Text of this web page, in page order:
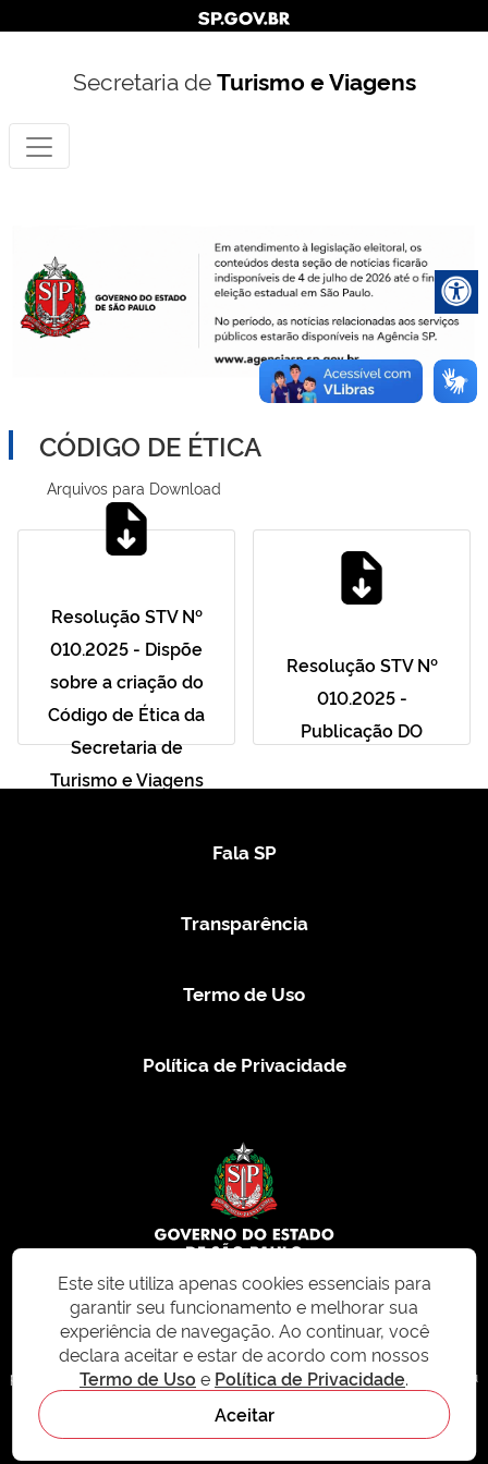
Secretaria deTurismo e Viagens
CÓDIGO DE ÉTICA
Arquivos para Download
Resolução STV Nº
010.2025 - Dispõe
sobre a criação do
Código de Ética da
Secretaria de
Turismo e Viagens
Resolução STV Nº
010.2025 -
Publicação DO
Fala SP
Transparência
Termo de Uso
Política de Privacidade
© 2026 CMS.SP.GOV.BR. Todos os direitos reservados.
Este site e todo o seu conteúdo, incluindo textos, imagens e design, são
protegidos por direitos autorais e não podem ser reproduzidos, distribuídos ou
modificados sem permissão expressa. Para mais informações ou para
solicitações de uso, acesse nosso site
Este site utiliza apenas cookies essenciais para
garantir seu funcionamento e melhorar sua
experiência de navegação. Ao continuar, você
declara aceitar e estar de acordo com nossos
Termo de Uso e Política de Privacidade.
Aceitar